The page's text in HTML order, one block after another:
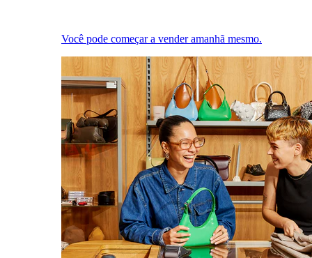
Você pode começar a vender amanhã mesmo.